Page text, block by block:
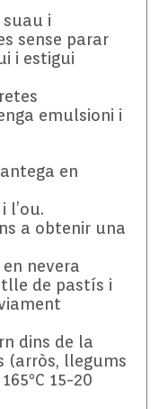
i
sense parar
i estigui
emulsioni i
en
l’ou.
a obtenir una
nevera
de pastís i
dins de la
(arròs, llegums
15-20